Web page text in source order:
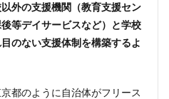
外の支援機関（教育支援セン
等デイサービスなど）と学校
のない支援体制を構築するよ
都のように自治体がフリース